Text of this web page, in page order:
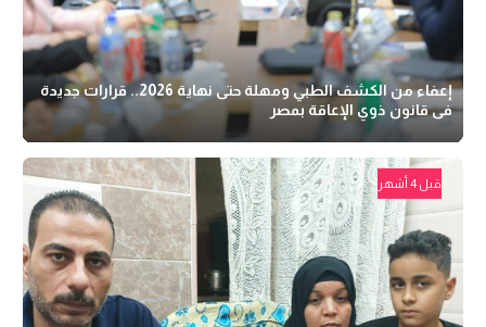
إعفاء من الكشف الطبي ومهلة حتى نهاية 2026.. قرارات جديدة
فى قانون ذوي الإعاقة بمصر
قبل 4 أشهر